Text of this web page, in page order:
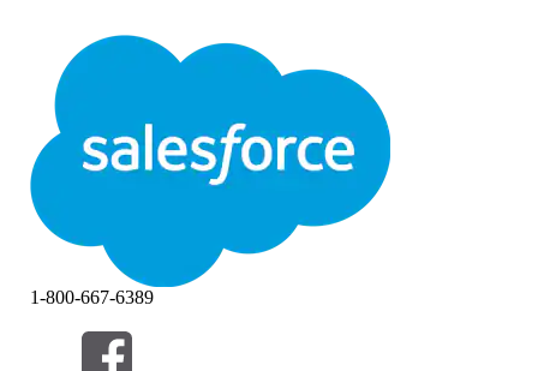
1-800-667-6389